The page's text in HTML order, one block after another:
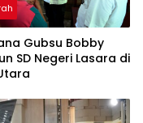
Gubsu Bobby
SD Negeri Lasara di